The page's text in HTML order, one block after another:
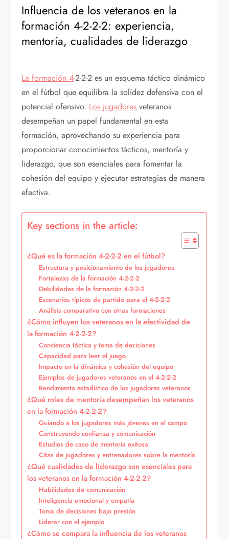
Influencia de los veteranos en la
formación 4-2-2-2: experiencia,
mentoría, cualidades de liderazgo
La formación 4-2-2-2 es un esquema táctico dinámico
en el fútbol que equilibra la solidez defensiva con el
potencial ofensivo. Los jugadores veteranos
desempeñan un papel fundamental en esta
formación, aprovechando su experiencia para
proporcionar conocimientos tácticos, mentoría y
liderazgo, que son esenciales para fomentar la
cohesión del equipo y ejecutar estrategias de manera
efectiva.
Key sections in the article:
¿Qué es la formación 4-2-2-2 en el fútbol?
Estructura y posicionamiento de los jugadores
Fortalezas de la formación 4-2-2-2
Debilidades de la formación 4-2-2-2
Escenarios típicos de partido para el 4-2-2-2
Análisis comparativo con otras formaciones
¿Cómo influyen los veteranos en la efectividad de
la formación 4-2-2-2?
Conciencia táctica y toma de decisiones
Capacidad para leer el juego
Impacto en la dinámica y cohesión del equipo
Ejemplos de jugadores veteranos en el 4-2-2-2
Rendimiento estadístico de los jugadores veteranos
¿Qué roles de mentoría desempeñan los veteranos
en la formación 4-2-2-2?
Guiando a los jugadores más jóvenes en el campo
Construyendo confianza y comunicación
Estudios de caso de mentoría exitosa
Citas de jugadores y entrenadores sobre la mentoría
¿Qué cualidades de liderazgo son esenciales para
los veteranos en la formación 4-2-2-2?
Habilidades de comunicación
Inteligencia emocional y empatía
Toma de decisiones bajo presión
Liderar con el ejemplo
¿Cómo se compara la influencia de los veteranos